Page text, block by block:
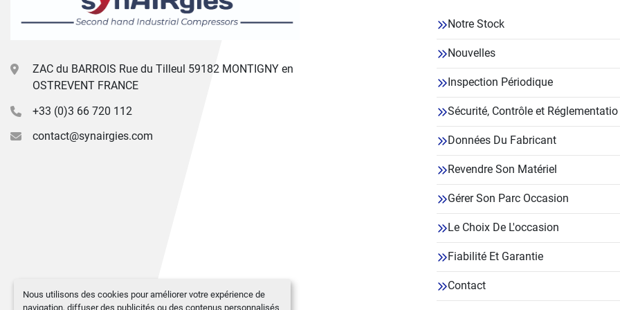
Nous utilisons des cookies pour améliorer votre expérience de
navigation, diffuser des publicités ou des contenus personnalisés
ZAC du BARROIS Rue du Tilleul 59182 MONTIGNY en
OSTREVENT FRANCE
+33 (0)3 66 720 112
contact@synairgies.com
Notre Stock
Nouvelles
Inspection Périodique
Sécurité, Contrôle et Réglementatio
Données Du Fabricant
Revendre Son Matériel
Gérer Son Parc Occasion
Le Choix De L'occasion
Fiabilité Et Garantie
Contact